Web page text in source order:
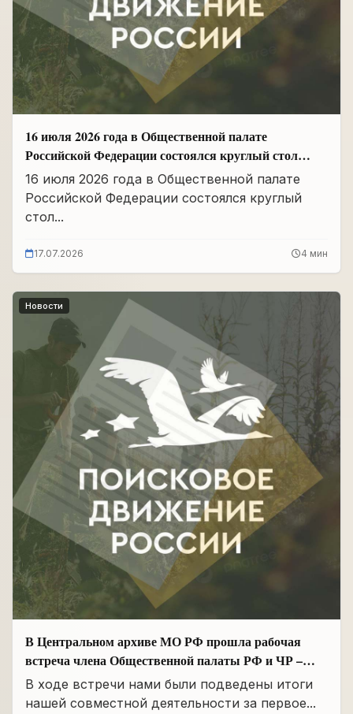
16 июля 2026 года в Общественной палате
Российской Федерации состоялся круглый стол
«Сохранение памяти о Героях подвига
самопожертвования и воспитание...
16 июля 2026 года в Общественной палате
Российской Федерации состоялся круглый
стол...
17.07.2026 4 мин
Новости
В Центральном архиве МО РФ прошла рабочая
встреча члена Общественной палаты РФ и ЧР –
Руководителя Регионального отделения «Поисковое
движение России» в ЧР Иса Сардалов с
В ходе встречи нами были подведены итоги
нашей совместной деятельности за первое...